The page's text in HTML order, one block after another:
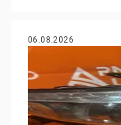
06.08.2026